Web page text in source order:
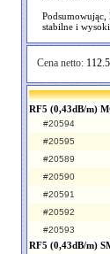
stabilne i
Cena netto:
RF5 (0,43dB/m)
#20594
#20595
#20589
#20590
#20591
#20592
#20593
RF5 (0,43dB/m)